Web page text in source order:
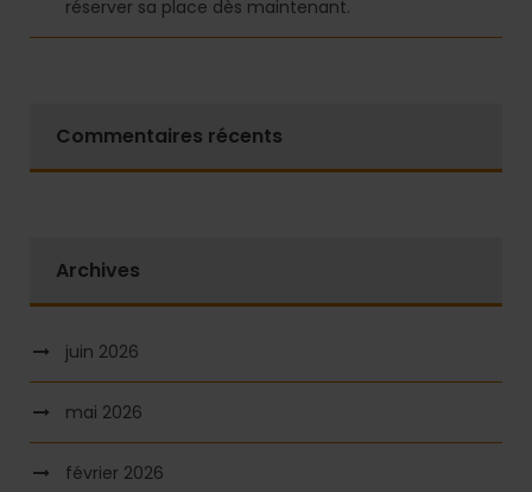
réserver sa place dès maintenant.
Commentaires récents
Archives
juin 2026
mai 2026
février 2026